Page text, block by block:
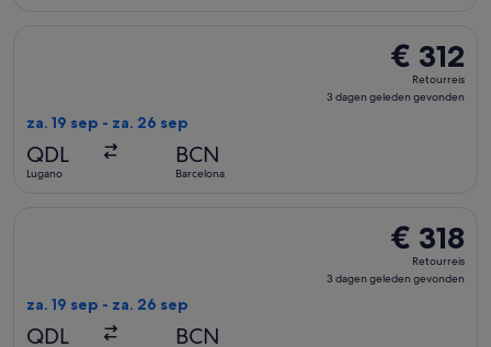
€ 312
Retourreis,
3
€ 312
Retourreis
3 dagen geleden gevonden
za. 19 sep - za. 26 sep
QDL
Lugano
BCN
Barcelona
€ 318
Retourreis,
3
€ 318
Retourreis
3 dagen geleden gevonden
za. 19 sep - za. 26 sep
QDL BCN